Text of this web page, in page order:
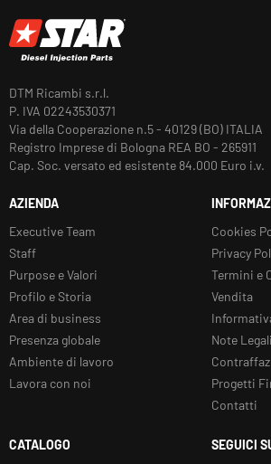
DTM Ricambi s.r.l.
P. IVA 02243530371
Via della Cooperazione n.5 - 40129 (BO) ITALIA
Registro Imprese di Bologna REA BO - 265911
Cap. Soc. versato ed esistente 84.000 Euro i.v.
AZIENDA
Executive Team
Staff
Purpose e Valori
Profilo e Storia
Area di business
Presenza globale
Ambiente di lavoro
Lavora con noi
Cookies
Privacy
Termini e
Vendita
Note
Progetti
Contatti
CATALOGO SEGUICI